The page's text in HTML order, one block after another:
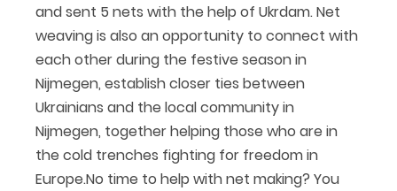
and sent 5 nets with the help of Ukrdam. Net
weaving is also an opportunity to connect with
each other during the festive season in
Nijmegen, establish closer ties between
Ukrainians and the local community in
Nijmegen, together helping those who are in
the cold trenches fighting for freedom in
Europe.No time to help with net making? You